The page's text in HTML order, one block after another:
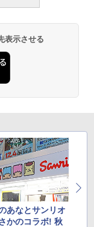
表示させる
あなとサンリオ
かのコラボ! 秋